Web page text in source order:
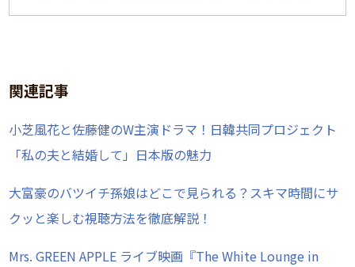
関連記事
小芝風花と佐藤健のW主演ドラマ！日韓共同プロジェクト
「私の夫と結婚して」日本版の魅力
大富豪のバツイチ孫娘はどこで見られる？スキマ時間にサ
クッと楽しむ視聴方法を徹底解説！
Mrs. GREEN APPLE ライブ映画『The White Lounge in